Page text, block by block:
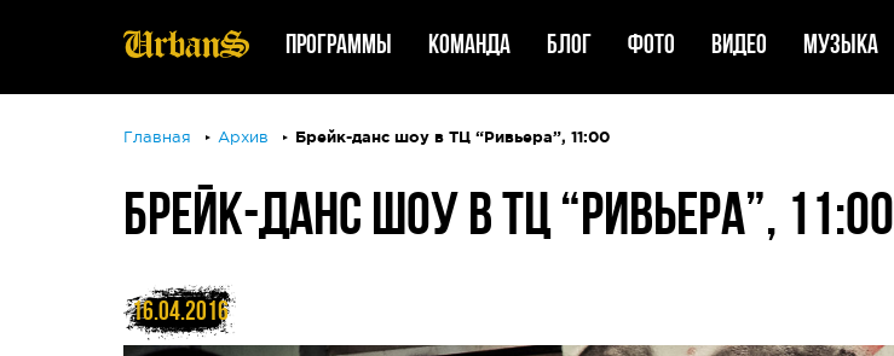
Программы Команда Блог Фото Видео Музыка
Главная Архив Брейк-данс шоу в ТЦ “Ривьера”, 11:00
БРЕЙК-ДАНС ШОУ В ТЦ “РИВЬЕРА”, 11:00
16.04.2016